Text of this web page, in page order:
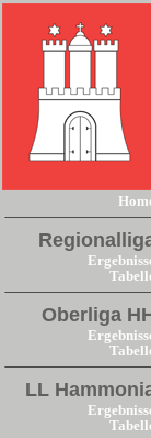
Oberliga
LL